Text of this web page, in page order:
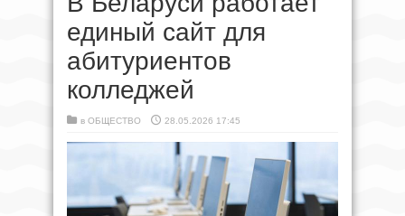
единый сайт для
абитуриентов
колледжей
в ОБЩЕСТВО 28.05.2026 17:45